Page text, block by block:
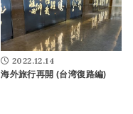
2022.12.14
海外旅行再開 (台湾復路編)